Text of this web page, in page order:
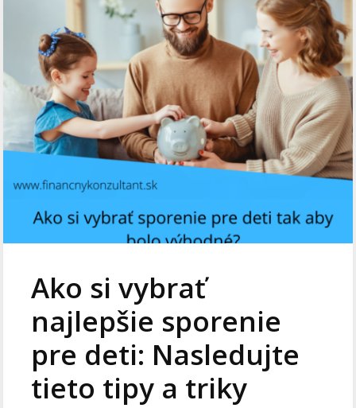
Ako si vybrať
najlepšie sporenie
pre deti: Nasledujte
tieto tipy a triky